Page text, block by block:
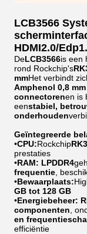
LCB3566
HDMI2.0/
DeLCB3566is een
rond Rockchip's
mmHet verbindt
Amphenol 0,8
connectorenen is
eenstabiel,
onderhouden
Geïntegreerde
•CPU:Rockchip
prestaties
•RAM: LPDDR4
frequentie ,
•Bewaarplaats:
GB tot 128 GB
•Energiebeheer:
componenten ,
en
efficiëntie